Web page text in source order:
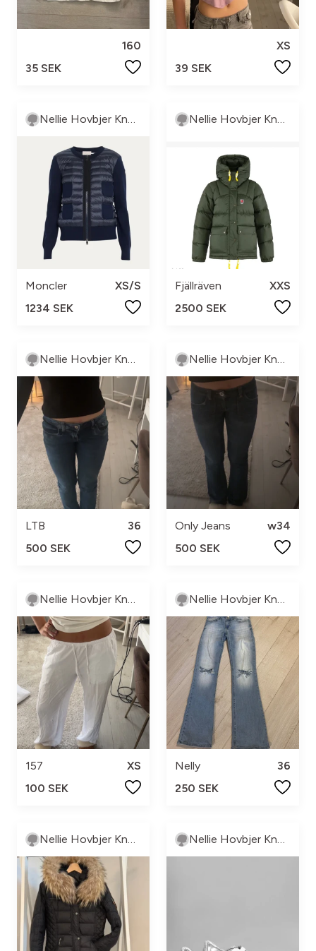
160
35 SEK
XS
39 SEK
Nellie Hovbjer Knutsson
Moncler
XS/S
1234 SEK
Nellie Hovbjer Knutsson
Fjällräven
XXS
2500 SEK
Nellie Hovbjer Knutsson
LTB
36
500 SEK
Nellie Hovbjer Knutsson
Only Jeans
w34
500 SEK
Nellie Hovbjer Knutsson
157
XS
100 SEK
Nellie Hovbjer Knutsson
Nelly
36
250 SEK
Nellie Hovbjer Knutsson Nellie Hovbjer Knutsson